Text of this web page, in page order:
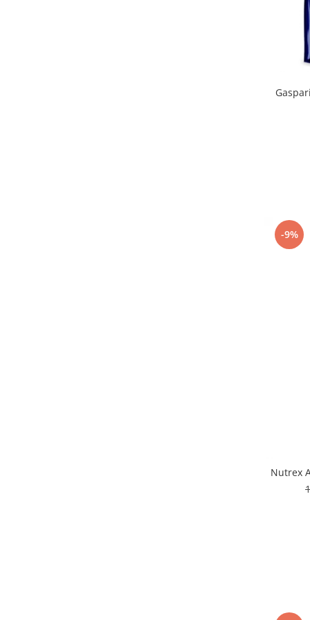
-9%
Nutrex